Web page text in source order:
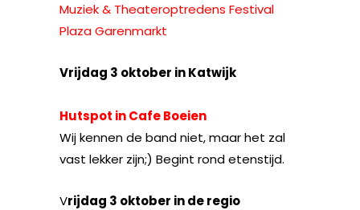
Muziek & Theateroptredens Festival
Plaza Garenmarkt
Vrijdag 3 oktober in Katwijk
Hutspot in Cafe Boeien
Wij kennen de band niet, maar het zal
vast lekker zijn;) Begint rond etenstijd.
Vrijdag 3 oktober in de regio